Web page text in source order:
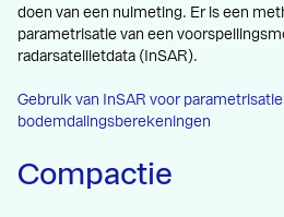
doen van een nulmeting. Er is een
parametrisatie van een
radarsatellietdata (InSAR).
Gebruik van InSAR voor
bodemdalingsberekeningen
Compactie